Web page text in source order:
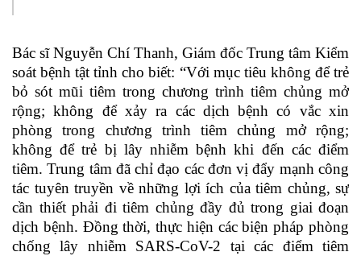
Bác sĩ Nguyễn Chí Thanh, Giám đốc Trung tâm Kiểm
soát bệnh tật tỉnh cho biết: “Với mục tiêu không để trẻ
bỏ sót mũi tiêm trong chương trình tiêm chủng mở
rộng; không để xảy ra các dịch bệnh có vắc xin
phòng trong chương trình tiêm chủng mở rộng;
không để trẻ bị lây nhiễm bệnh khi đến các điểm
tiêm. Trung tâm đã chỉ đạo các đơn vị đẩy mạnh công
tác tuyên truyền về những lợi ích của tiêm chủng, sự
cần thiết phải đi tiêm chủng đầy đủ trong giai đoạn
dịch bệnh. Đồng thời, thực hiện các biện pháp phòng
chống lây nhiễm SARS-CoV-2 tại các điểm tiêm